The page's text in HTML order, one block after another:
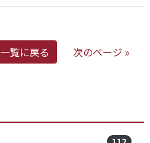
一覧に戻る 次のページ »